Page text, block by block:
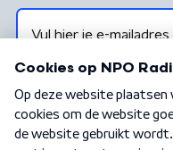
Algemene voorwaarden